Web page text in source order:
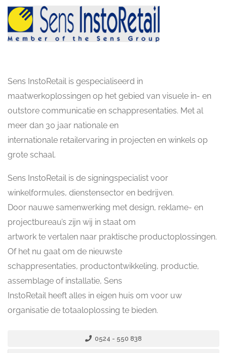
Sens InstoRetail is gespecialiseerd in
maatwerkoplossingen op het gebied van visuele in- en
outstore communicatie en schappresentaties. Met al
meer dan 30 jaar nationale en
internationale retailervaring in projecten en winkels op
grote schaal.
Sens InstoRetail is de signingspecialist voor
winkelformules, dienstensector en bedrijven.
Door nauwe samenwerking met design, reklame- en
projectbureau’s zijn wij in staat om
artwork te vertalen naar praktische productoplossingen.
Of het nu gaat om de nieuwste
schappresentaties, productontwikkeling, productie,
assemblage of installatie, Sens
InstoRetail heeft alles in eigen huis om voor uw
organisatie de totaaloplossing te bieden.
0524 - 550 838